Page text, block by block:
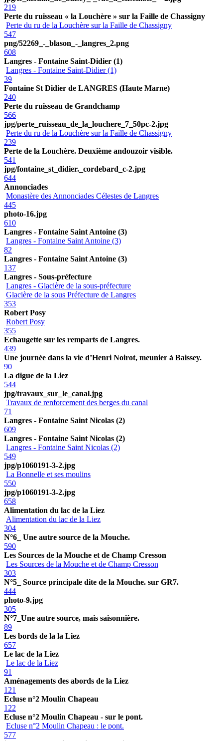
219
Perte du ruisseau « la Louchère » sur la Faille de Chassigny
Perte du ru de la Louchère sur la Faille de Chassigny
547
png/52269_-_blason_-_langres_2.png
608
Langres - Fontaine Saint-Didier (1)
Langres - Fontaine Saint-Didier (1)
39
Fontaine St Didier de LANGRES (Haute Marne)
240
Perte du ruisseau de Grandchamp
566
jpg/perte_ruisseau_de_la_louchere_7_50pc-2.jpg
Perte du ru de la Louchère sur la Faille de Chassigny
239
Perte de la Louchère. Deuxième andouzoir visible.
541
jpg/fontaine_st_didier._cordebard_c-2.jpg
644
Annonciades
Monastère des Annonciades Célestes de Langres
445
photo-16.jpg
610
Langres - Fontaine Saint Antoine (3)
Langres - Fontaine Saint Antoine (3)
82
Langres - Fontaine Saint Antoine (3)
137
Langres - Sous-préfecture
Langres - Glacière de la sous-préfecture
Glacière de la sous Préfecture de Langres
353
Robert Posy
Robert Posy
355
Echaugette sur les remparts de Langres.
439
Une journée dans la vie d’Henri Noirot, meunier à Baissey.
90
La digue de la Liez
544
jpg/travaux_sur_le_canal.jpg
Travaux de renforcement des berges du canal
71
Langres - Fontaine Saint Nicolas (2)
609
Langres - Fontaine Saint Nicolas (2)
Langres - Fontaine Saint Nicolas (2)
549
jpg/p1060191-3-2.jpg
La Bonnelle et ses moulins
550
jpg/p1060191-3-2.jpg
658
Alimentation du lac de la Liez
Alimentation du lac de la Liez
304
N°6_ Une autre source de la Mouche.
590
Les Sources de la Mouche et de Champ Cresson
Les Sources de la Mouche et de Champ Cresson
303
N°5_ Source principale dite de la Mouche. sur GR7.
444
photo-9.jpg
305
N°7_Une autre source, mais saisonnière.
89
Les bords de la la Liez
657
Le lac de la Liez
Le lac de la Liez
91
Aménagements des abords de la Liez
121
Ecluse n°2 Moulin Chapeau
122
Ecluse n°2 Moulin Chapeau - sur le pont.
Ecluse n°2 Moulin Chapeau : le pont.
577